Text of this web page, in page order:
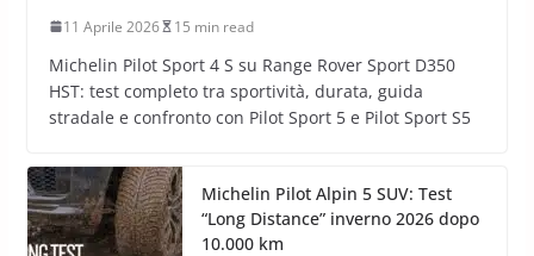
11 Aprile 2026 15 min read
Michelin Pilot Sport 4 S su Range Rover Sport D350
HST: test completo tra sportività, durata, guida
stradale e confronto con Pilot Sport 5 e Pilot Sport S5
Michelin Pilot Alpin 5 SUV: Test
“Long Distance” inverno 2026 dopo
10.000 km